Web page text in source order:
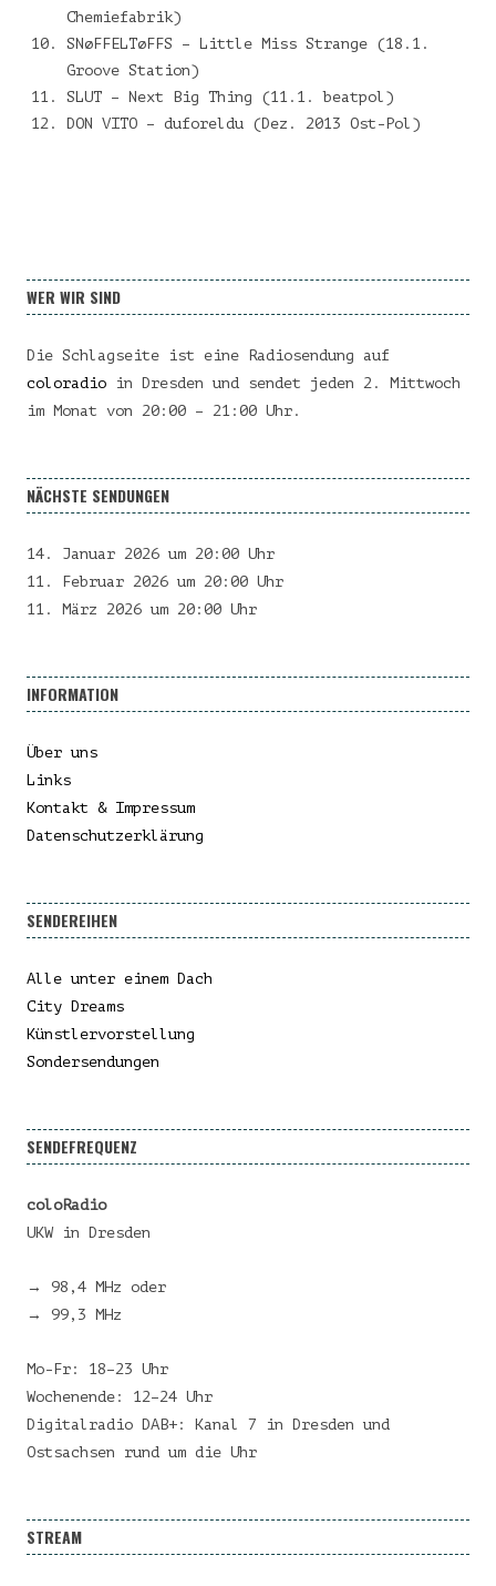
Chemiefabrik)
SNøFFELTøFFS – Little Miss Strange (18.1.
Groove Station)
SLUT – Next Big Thing (11.1. beatpol)
DON VITO – duforeldu (Dez. 2013 Ost-Pol)
WER WIR SIND
Die Schlagseite ist eine Radiosendung auf
coloradio in Dresden und sendet jeden 2. Mittwoch
im Monat von 20:00 – 21:00 Uhr.
NÄCHSTE SENDUNGEN
14. Januar 2026 um 20:00 Uhr
11. Februar 2026 um 20:00 Uhr
11. März 2026 um 20:00 Uhr
INFORMATION
Über uns
Links
Kontakt & Impressum
Datenschutzerklärung
SENDEREIHEN
Alle unter einem Dach
City Dreams
Künstlervorstellung
Sondersendungen
SENDEFREQUENZ
coloRadio
UKW in Dresden
→ 98,4 MHz oder
→ 99,3 MHz
Mo-Fr: 18–23 Uhr
Wochenende: 12–24 Uhr
Digitalradio DAB+: Kanal 7 in Dresden und
Ostsachsen rund um die Uhr
STREAM